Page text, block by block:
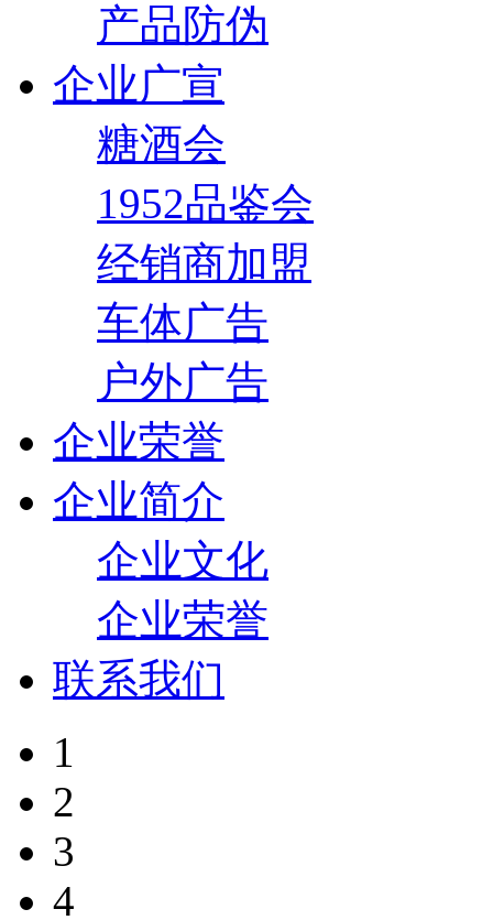
产品防伪
企业广宣
糖酒会
1952品鉴会
经销商加盟
车体广告
户外广告
企业荣誉
企业简介
企业文化
企业荣誉
联系我们
1
2
3
4